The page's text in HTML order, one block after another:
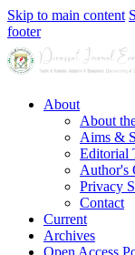
Skip to main content
footer
About
About
Aims &
Editorial
Author's
Privacy
Contact
Current
Archives